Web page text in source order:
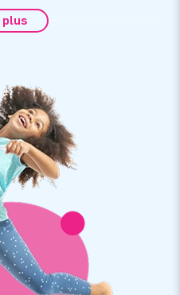
et s'adapte à l'aspect et à la
votre campagne
PLV gonflable personnalisé?
discuter des possibilités.